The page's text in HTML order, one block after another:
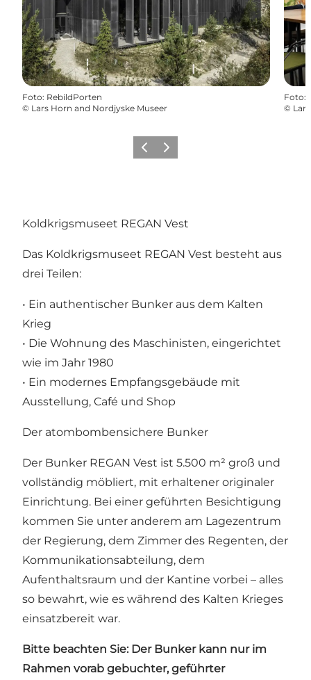
Foto: RebildPorten
© Lars Horn and Nordjyske Museer
Foto:
©
ZurückWeiter
Koldkrigsmuseet REGAN Vest
Das Koldkrigsmuseet REGAN Vest besteht aus
drei Teilen:
• Ein authentischer Bunker aus dem Kalten
Krieg
• Die Wohnung des Maschinisten, eingerichtet
wie im Jahr 1980
• Ein modernes Empfangsgebäude mit
Ausstellung, Café und Shop
Der atombombensichere Bunker
Der Bunker REGAN Vest ist 5.500 m² groß und
vollständig möbliert, mit erhaltener originaler
Einrichtung. Bei einer geführten Besichtigung
kommen Sie unter anderem am Lagezentrum
der Regierung, dem Zimmer des Regenten, der
Kommunikationsabteilung, dem
Aufenthaltsraum und der Kantine vorbei – alles
so bewahrt, wie es während des Kalten Krieges
einsatzbereit war.
Bitte beachten Sie: Der Bunker kann nur im
Rahmen vorab gebuchter, geführter